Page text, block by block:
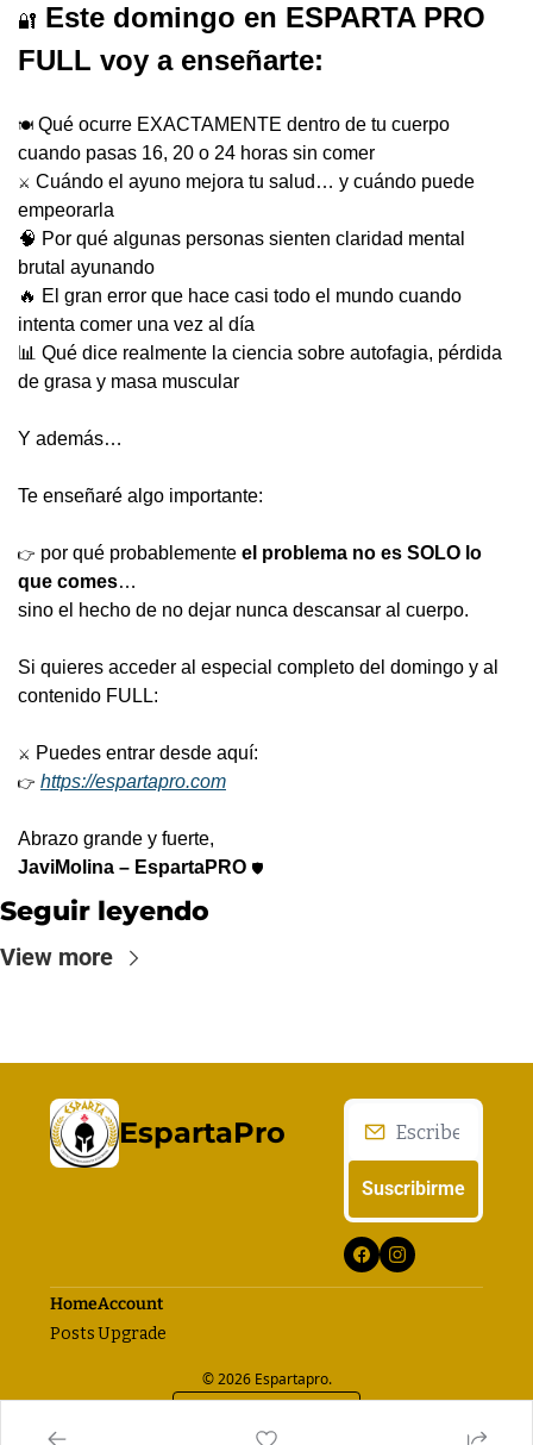
🔐 Este domingo en ESPARTA PRO
FULL voy a enseñarte:
🍽️ Qué ocurre EXACTAMENTE dentro de tu cuerpo
cuando pasas 16, 20 o 24 horas sin comer
⚔️ Cuándo el ayuno mejora tu salud… y cuándo puede
empeorarla
🧠 Por qué algunas personas sienten claridad mental
brutal ayunando
🔥 El gran error que hace casi todo el mundo cuando
intenta comer una vez al día
📊 Qué dice realmente la ciencia sobre autofagia, pérdida
de grasa y masa muscular
Y además…
Te enseñaré algo importante:
👉 por qué probablemente el problema no es SOLO lo
que comes…
sino el hecho de no dejar nunca descansar al cuerpo.
Si quieres acceder al especial completo del domingo y al
contenido FULL:
⚔️ Puedes entrar desde aquí:
👉 https://espartapro.com
Abrazo grande y fuerte,
JaviMolina – EspartaPRO 🛡️
Seguir leyendo
View more
EspartaPro
Suscribirme
Home
Posts
Account
Upgrade
© 2026 Espartapro.